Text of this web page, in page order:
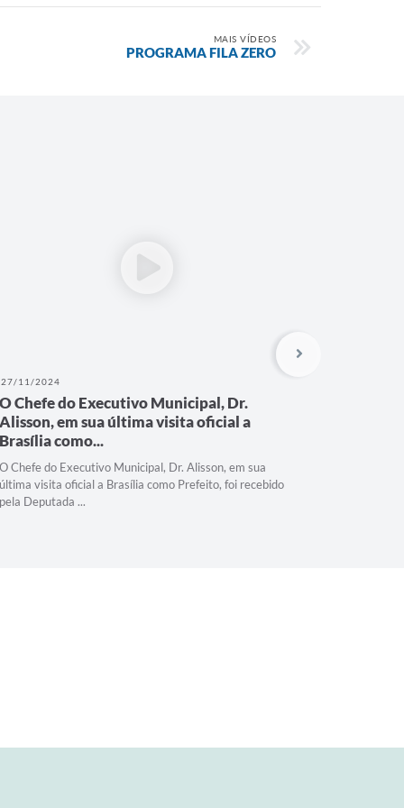
MAIS VÍDEOS
PROGRAMA FILA ZERO
27/11/2024
O Chefe do Executivo Municipal, Dr.
Alisson, em sua última visita oficial a
Brasília como...
O Chefe do Executivo Municipal, Dr. Alisson, em sua
última visita oficial a Brasília como Prefeito, foi recebido
pela Deputada ...